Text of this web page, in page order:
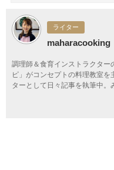
ライター
maharacooking
調理師＆食育インストラクター
ピ」がコンセプトの料理教室
ターとして日々記事を執筆中。